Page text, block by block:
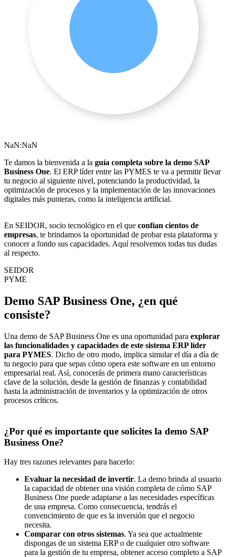
NaN:NaN
Te damos la bienvenida a la guía completa sobre la demo SAP
Business One. El ERP líder entre las PYMES te va a permitir llevar
tu negocio al siguiente nivel, potenciando la productividad, la
optimización de procesos y la implementación de las innovaciones
digitales más punteras, como la inteligencia artificial.
En SEIDOR, socio tecnológico en el que confían cientos de
empresas, te brindamos la oportunidad de probar esta plataforma y
conocer a fondo sus capacidades. Aquí resolvemos todas tus dudas
al respecto.
SEIDOR
PYME
Demo SAP Business One, ¿en qué
consiste?
Una demo de SAP Business One es una oportunidad para explorar
las funcionalidades y capacidades de este sistema ERP líder
para PYMES. Dicho de otro modo, implica simular el día a día de
tu negocio para que sepas cómo opera este software en un entorno
empresarial real. Así, conocerás de primera mano características
clave de la solución, desde la gestión de finanzas y contabilidad
hasta la administración de inventarios y la optimización de otros
procesos críticos.
¿Por qué es importante que solicites la demo SAP
Business One?
Hay tres razones relevantes para hacerlo:
Evaluar la necesidad de invertir. La demo brinda al usuario
la capacidad de obtener una visión completa de cómo SAP
Business One puede adaptarse a las necesidades específicas
de una empresa. Como consecuencia, tendrás el
convencimiento de que es la inversión que el negocio
necesita.
Comparar con otros sistemas. Ya sea que actualmente
dispongas de un sistema ERP o de cualquier otro software
para la gestión de tu empresa, obtener acceso completo a SAP